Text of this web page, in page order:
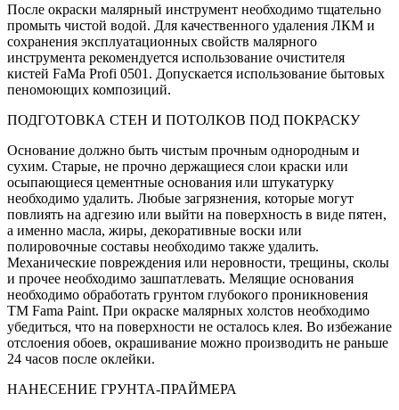
После окраски малярный инструмент необходимо тщательно
промыть чистой водой. Для качественного удаления ЛКМ и
сохранения эксплуатационных свойств малярного
инструмента рекомендуется использование очистителя
кистей FaMa Profi 0501. Допускается использование бытовых
пеномоющих композиций.
ПОДГОТОВКА СТЕН И ПОТОЛКОВ ПОД ПОКРАСКУ
Основание должно быть чистым прочным однородным и
сухим. Старые, не прочно держащиеся слои краски или
осыпающиеся цементные основания или штукатурку
необходимо удалить. Любые загрязнения, которые могут
повлиять на адгезию или выйти на поверхность в виде пятен,
а именно масла, жиры, декоративные воски или
полировочные составы необходимо также удалить.
Механические повреждения или неровности, трещины, сколы
и прочее необходимо зашпатлевать. Мелящие основания
необходимо обработать грунтом глубокого проникновения
ТМ Fama Paint. При окраске малярных холстов необходимо
убедиться, что на поверхности не осталось клея. Во избежание
отслоения обоев, окрашивание можно производить не раньше
24 часов после оклейки.
НАНЕСЕНИЕ ГРУНТА-ПРАЙМЕРА